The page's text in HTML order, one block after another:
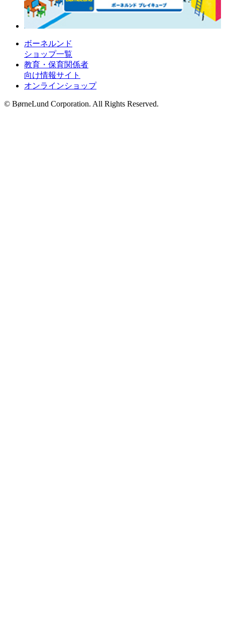
ボーネルンド
ショップ一覧
教育・保育関係者
向け情報サイト
オンラインショップ
© BørneLund Corporation. All Rights Reserved.